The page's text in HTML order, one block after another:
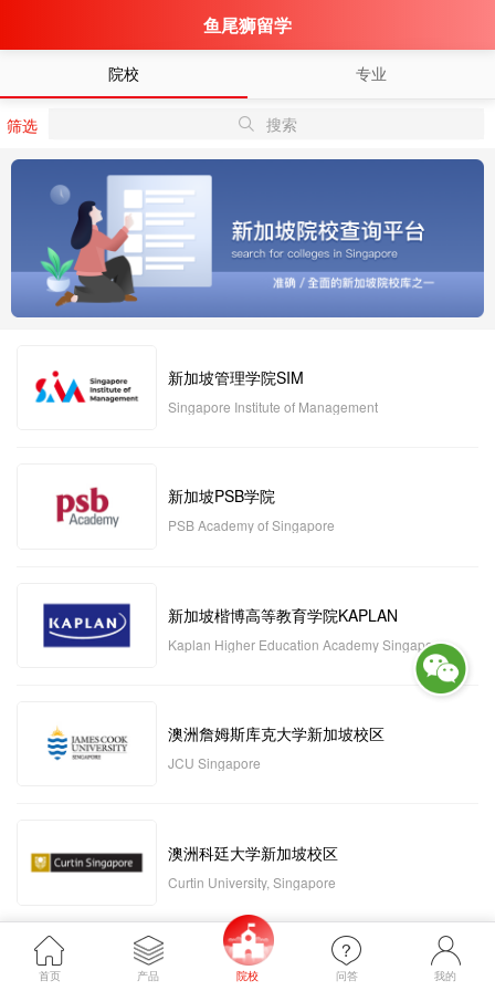
鱼尾狮留学
院校 专业
筛选 搜索
新加坡管理学院SIM
Singapore Institute of Management
新加坡PSB学院
PSB Academy of Singapore
新加坡楷博高等教育学院KAPLAN
Kaplan Higher Education Academy Singapore
澳洲詹姆斯库克大学新加坡校区
JCU Singapore
澳洲科廷大学新加坡校区
Curtin University, Singapore
新加坡管理发展学院MDIS
首页 产品 院校 问答 我的